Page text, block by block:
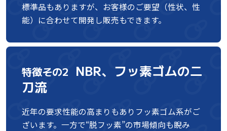
標準品もありますが、お客様のご要望（性状、性
能）に合わせて開発し販売もできます。
特徴その2 NBR、フッ素ゴムの二
刀流
近年の要求性能の高まりもありフッ素ゴム系がご
ざいます。一方で“脱フッ素”の市場傾向も睨み